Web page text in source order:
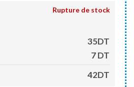
Rupture de stock
35DT
7 DT
42DT